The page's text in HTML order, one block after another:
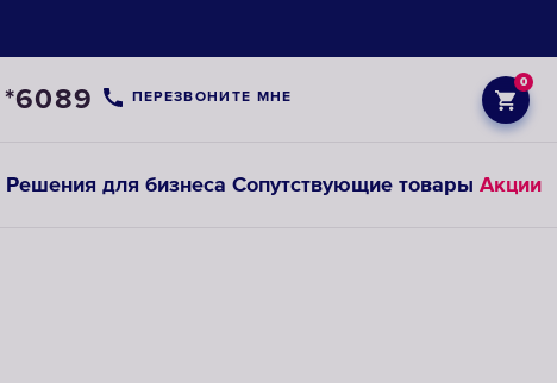
*6089 ПЕРЕЗВОНИТЕ МНЕ
0
Решения для бизнеса Сопутствующие товары Акции